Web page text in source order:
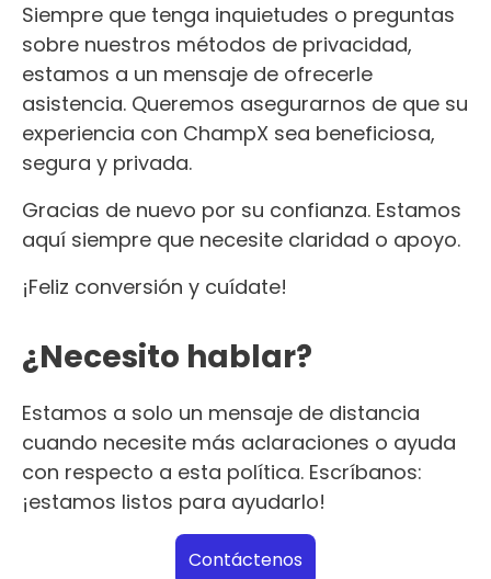
Siempre que tenga inquietudes o preguntas
sobre nuestros métodos de privacidad,
estamos a un mensaje de ofrecerle
asistencia. Queremos asegurarnos de que su
experiencia con ChampX sea beneficiosa,
segura y privada.
Gracias de nuevo por su confianza. Estamos
aquí siempre que necesite claridad o apoyo.
¡Feliz conversión y cuídate!
¿Necesito hablar?
Estamos a solo un mensaje de distancia
cuando necesite más aclaraciones o ayuda
con respecto a esta política. Escríbanos:
¡estamos listos para ayudarlo!
Contáctenos